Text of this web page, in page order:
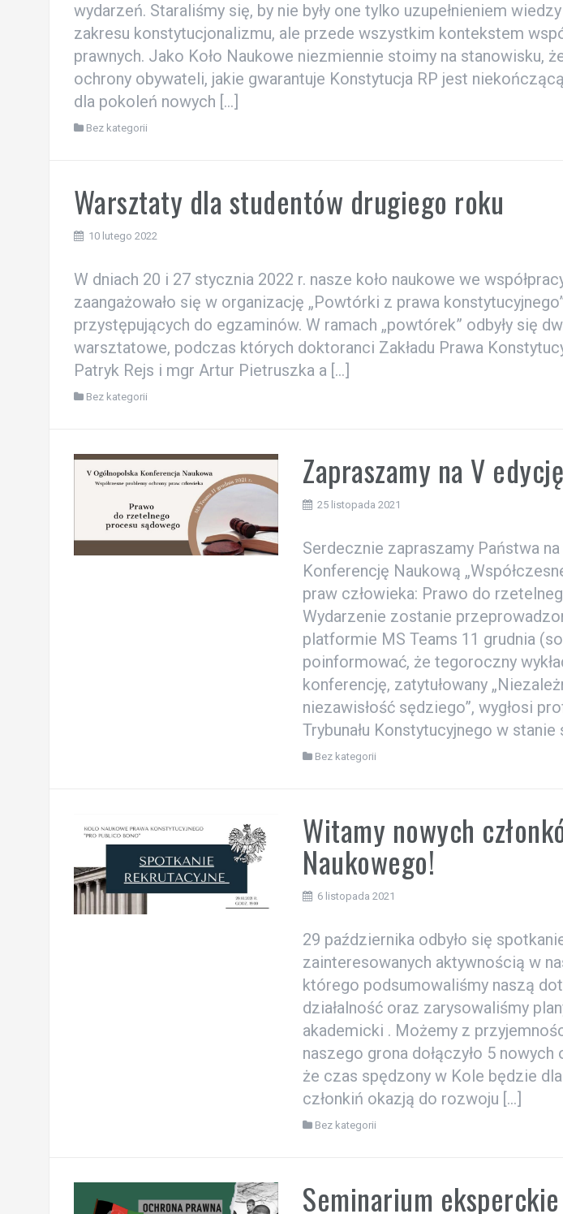
wydarzeń. Staraliśmy się, by nie były one tylko uzupełnieniem
zakresu konstytucjonalizmu, ale przede wszystkim kontekstem
prawnych. Jako Koło Naukowe niezmiennie stoimy na stanowisku,
ochrony obywateli, jakie gwarantuje Konstytucja RP jest
dla pokoleń nowych […]
Bez kategorii
Warsztaty dla studentów drugiego roku
10 lutego 2022
W dniach 20 i 27 stycznia 2022 r. nasze koło naukowe we
zaangażowało się w organizację „Powtórki z prawa
przystępujących do egzaminów. W ramach „powtórek” odbyły się
warsztatowe, podczas których doktoranci Zakładu Prawa
Patryk Rejs i mgr Artur Pietruszka a […]
Bez kategorii
Zapraszamy na V
25 listopada 2021
Serdecznie zapraszamy Państwa
Konferencję Naukową
praw człowieka: Prawo do
Wydarzenie zostanie
platformie MS Teams 11 grudnia
poinformować, że tegoroczny
konferencję, zatytułowany
niezawisłość sędziego”, wygłosi
Trybunału Konstytucyjnego w stanie
Bez kategorii
Witamy nowych
Naukowego!
6 listopada 2021
29 października odbyło się
zainteresowanych aktywnością w
którego podsumowaliśmy naszą
działalność oraz zarysowaliśmy
akademicki . Możemy z
naszego grona dołączyło 5 nowych
że czas spędzony w Kole będzie
członkiń okazją do rozwoju […]
Bez kategorii
Seminarium